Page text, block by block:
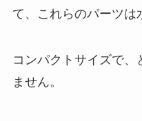
て、これらのパーツは
コンパクトサイズで、
ません。